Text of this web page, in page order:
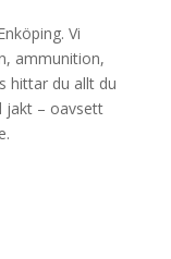
Vi
ammunition,
hittar du allt du
jakt – oavsett